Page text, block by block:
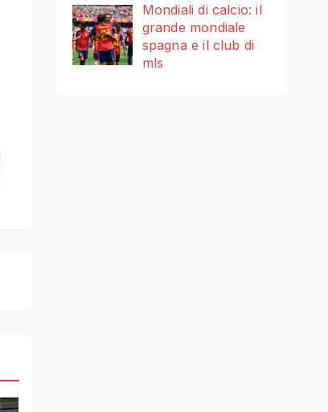
Mondiali di calcio: il
grande mondiale
spagna e il club di
mls